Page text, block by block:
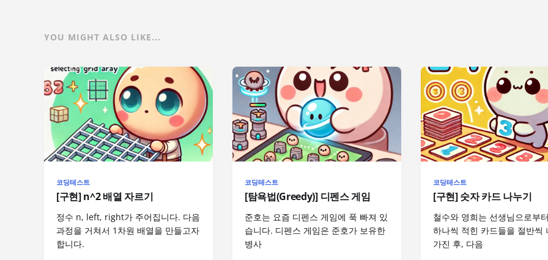
YOU MIGHT ALSO LIKE...
코딩테스트
[구현] n^2 배열 자르기
정수 n, left, right가 주어집니다. 다음
과정을 거쳐서 1차원 배열을 만들고자
합니다.
코딩테스트
[탐욕법(Greedy)] 디펜스 게임
준호는 요즘 디펜스 게임에 푹 빠져 있
습니다. 디펜스 게임은 준호가 보유한
병사
코딩테스트
[구현] 숫자 카드 나누기
철수와 영희는 선생님으로부
하나씩 적힌 카드들을 절반씩
가진 후, 다음